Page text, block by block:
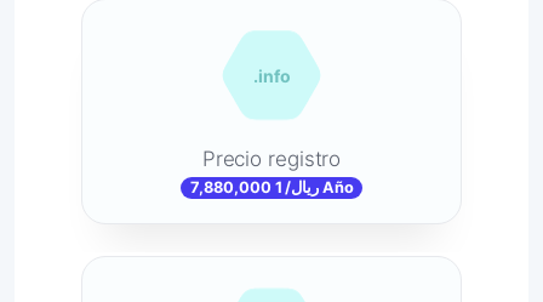
.info
Precio registro
7,880,000 ریال/ 1 Año